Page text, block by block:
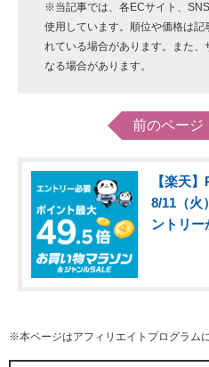
※当記事では、各ECサイト、
使用しています。順位や価格は記
れている場合があります。また
なる場合があります。
前のページ
【楽天
8/11（
ントリー
※本ページはアフィリエイトプログラム